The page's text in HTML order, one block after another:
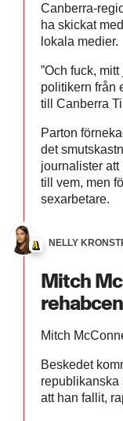
Canberra-
ha skickat
lokala medier.
”Och fuck,
politikern från
till Canberra
Parton
det
journalister
till vem, men
sexarbetare.
NELLY
Mitch
Mitch
Beskedet
republikanska
att han fallit,